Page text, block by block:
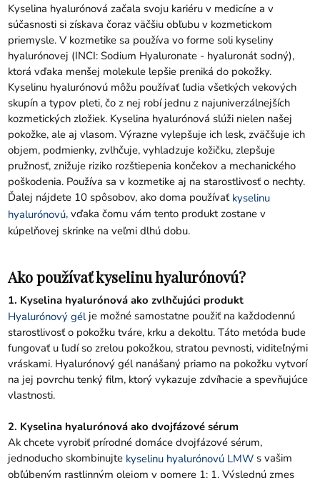
Kyselina hyalurónová začala svoju kariéru v medicíne a v
súčasnosti si získava čoraz väčšiu obľubu v kozmetickom
priemysle. V kozmetike sa používa vo forme soli kyseliny
hyalurónovej (INCI: Sodium Hyaluronate - hyaluronát sodný),
ktorá vďaka menšej molekule lepšie preniká do pokožky.
Kyselinu hyalurónovú môžu používať ľudia všetkých vekových
skupín a typov pleti, čo z nej robí jednu z najuniverzálnejších
kozmetických zložiek. Kyselina hyalurónová slúži nielen našej
pokožke, ale aj vlasom. Výrazne vylepšuje ich lesk, zväčšuje ich
objem, podmienky, zvlhčuje, vyhladzuje kožičku, zlepšuje
pružnosť, znižuje riziko rozštiepenia končekov a mechanického
poškodenia. Používa sa v kozmetike aj na starostlivosť o nechty.
Ďalej nájdete 10 spôsobov, ako doma používať kyselinu
hyalurónovú, vďaka čomu vám tento produkt zostane v
kúpelňovej skrinke na veľmi dlhú dobu.
Ako používať kyselinu hyalurónovú?
1. Kyselina hyalurónová ako zvlhčujúci produkt
Hyalurónový gél je možné samostatne použiť na každodennú
starostlivosť o pokožku tváre, krku a dekoltu. Táto metóda bude
fungovať u ľudí so zrelou pokožkou, stratou pevnosti, viditeľnými
vráskami. Hyalurónový gél nanášaný priamo na pokožku vytvorí
na jej povrchu tenký film, ktorý vykazuje zdvíhacie a spevňujúce
vlastnosti.
2. Kyselina hyalurónová ako dvojfázové sérum
Ak chcete vyrobiť prírodné domáce dvojfázové sérum,
jednoducho skombinujte kyselinu hyalurónovú LMW s vašim
obľúbeným rastlinným olejom v pomere 1: 1. Výslednú zmes